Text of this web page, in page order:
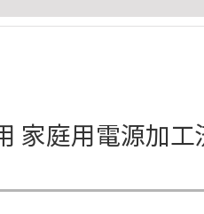
家庭用電源加